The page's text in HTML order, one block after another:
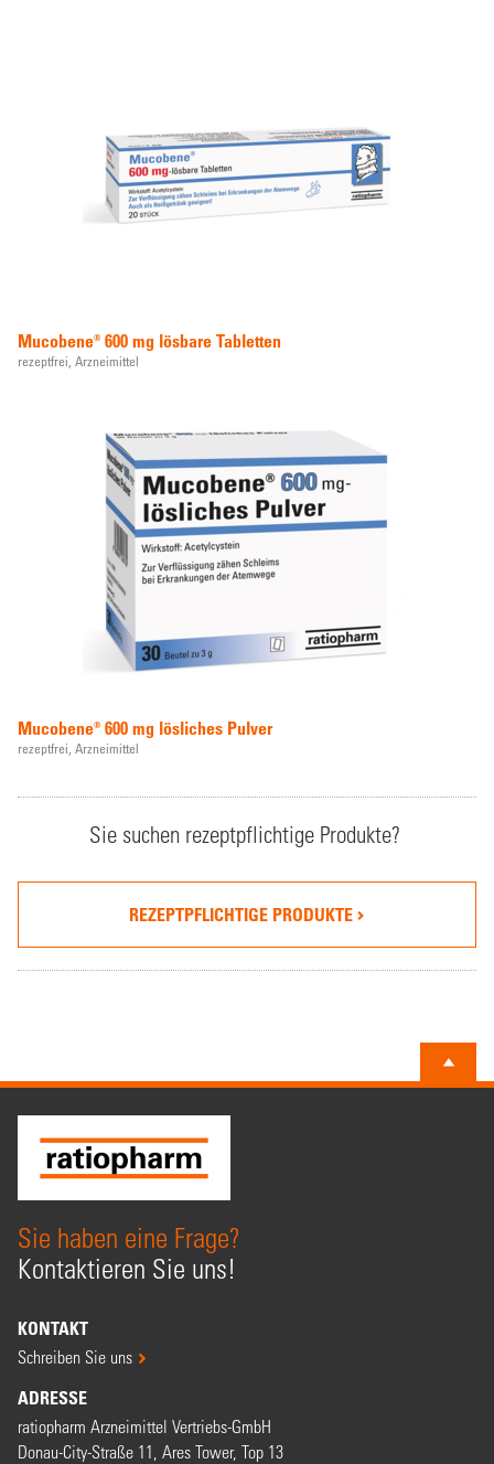
Mucobene® 600 mg lösbare Tabletten
rezeptfrei, Arzneimittel
Mucobene® 600 mg lösliches Pulver
rezeptfrei, Arzneimittel
Sie suchen rezeptpflichtige Produkte?
REZEPTPFLICHTIGE PRODUKTE
Sie haben eine Frage?
Kontaktieren Sie uns!
KONTAKT
Schreiben Sie uns
ADRESSE
ratiopharm Arzneimittel Vertriebs-GmbH
Donau-City-Straße 11, Ares Tower, Top 13